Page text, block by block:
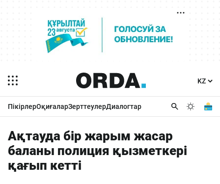
ПікірлерОқиғаларЗерттеулерДиалогтар
Ақтауда бір жарым жасар
баланы полиция қызметкері
қағып кетті